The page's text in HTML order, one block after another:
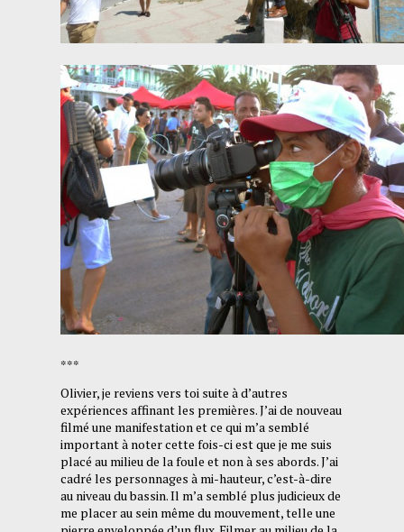
***
Olivier, je reviens vers toi suite à d’autres
expériences affinant les premières. J’ai de nouveau
filmé une manifestation et ce qui m’a semblé
important à noter cette fois-ci est que je me suis
placé au milieu de la foule et non à ses abords. J’ai
cadré les personnages à mi-hauteur, c’est-à-dire
au niveau du bassin. Il m’a semblé plus judicieux de
me placer au sein même du mouvement, telle une